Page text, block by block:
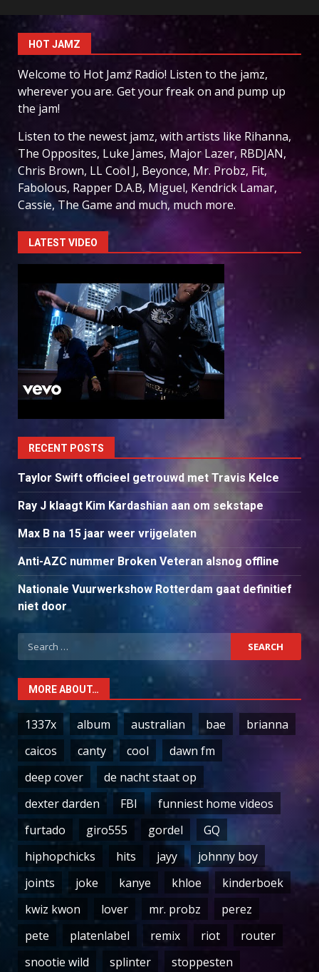
HOT JAMZ
Welcome to Hot Jamz Radio! Listen to the jamz,
wherever you are. Get your freak on and pump up
the jam!
Listen to the newest jamz, with artists like Rihanna,
The Opposites, Luke James, Major Lazer, RBDJAN,
Chris Brown, LL Cool J, Beyonce, Mr. Probz, Fit,
Fabolous, Rapper D.A.B, Miguel, Kendrick Lamar,
Cassie, The Game and much, much more.
LATEST VIDEO
RECENT POSTS
Taylor Swift officieel getrouwd met Travis Kelce
Ray J klaagt Kim Kardashian aan om sekstape
Max B na 15 jaar weer vrijgelaten
Anti-AZC nummer Broken Veteran alsnog offline
Nationale Vuurwerkshow Rotterdam gaat definitief
niet door
Search
for:
MORE ABOUT…
1337x album australian bae
brianna
caicos
canty cool
dawn fm
deep cover
de nacht staat op
dexter darden
FBI
funniest home videos
furtado
giro555 gordel
GQ
hiphopchicks
hits jayy
johnny boy
joints
joke kanye khloe
kinderboek
kwiz kwon
lover mr. probz
perez
pete
platenlabel remix riot
router
snootie wild
splinter stoppesten